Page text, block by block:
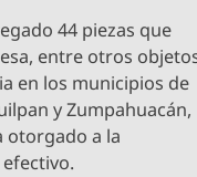
44 piezas que
entre otros
en los municipios de
y Zumpahuacán,
otorgado a la